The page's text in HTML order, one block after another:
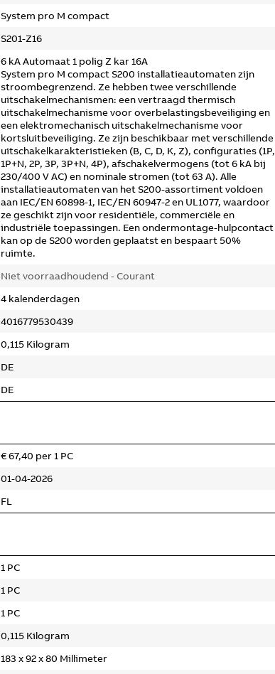
System pro M compact
S201-Z16
6 kA Automaat 1 polig Z kar 16A
System pro M compact S200 installatieautomaten zijn
stroombegrenzend. Ze hebben twee verschillende
uitschakelmechanismen: een vertraagd thermisch
uitschakelmechanisme voor overbelastingsbeveiliging en
een elektromechanisch uitschakelmechanisme voor
kortsluitbeveiliging. Ze zijn beschikbaar met verschillende
uitschakelkarakteristieken (B, C, D, K, Z), configuraties (1P,
1P+N, 2P, 3P, 3P+N, 4P), afschakelvermogens (tot 6 kA bij
230/400 V AC) en nominale stromen (tot 63 A). Alle
installatieautomaten van het S200-assortiment voldoen
aan IEC/EN 60898-1, IEC/EN 60947-2 en UL1077, waardoor
ze geschikt zijn voor residentiële, commerciële en
industriële toepassingen. Een ondermontage-hulpcontact
kan op de S200 worden geplaatst en bespaart 50%
ruimte.
Niet voorraadhoudend - Courant
4 kalenderdagen
4016779530439
0,115 Kilogram
DE
DE
€ 67,40 per 1 PC
01-04-2026
FL
1 PC
1 PC
1 PC
0,115 Kilogram
183 x 92 x 80 Millimeter